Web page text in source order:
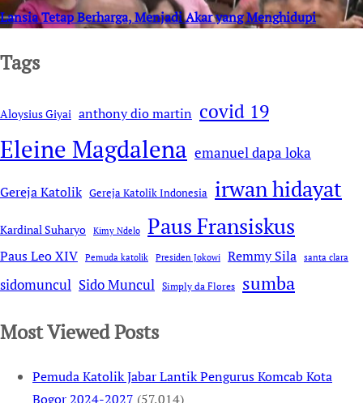
Lansia Tetap Berharga, Menjadi Akar yang Menghidupi
Tags
Aloysius Giyai anthony dio martin covid 19
Eleine Magdalena emanuel dapa loka
Gereja Katolik Gereja Katolik Indonesia irwan hidayat
Kardinal Suharyo Kimy Ndelo Paus Fransiskus
Paus Leo XIV Pemuda katolik Presiden Jokowi Remmy Sila santa clara
sidomuncul Sido Muncul Simply da Flores sumba
Most Viewed Posts
Pemuda Katolik Jabar Lantik Pengurus Komcab Kota
Bogor 2024-2027 (57,014)